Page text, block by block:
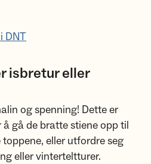
DNT
isbretur eller
og spenning! Dette er
gå de bratte stiene opp til
eller utfordre seg
eller vinterteltturer.